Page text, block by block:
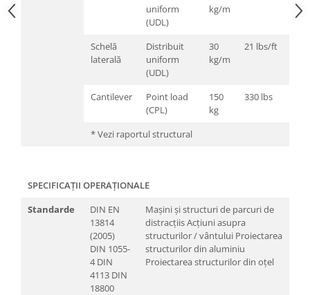
uniform
(UDL)
kg/m
Schelă
laterală
Distribuit
uniform
(UDL)
30
kg/m
21 lbs/ft
Cantilever
Point load
(CPL)
150
kg
330 lbs
* Vezi raportul structural
SPECIFICAȚII OPERAȚIONALE
Standarde
DIN EN
13814
(2005)
DIN 1055-
4 DIN
4113 DIN
18800
Mașini și structuri de parcuri de
distracțiis Acțiuni asupra
structurilor / vântului Proiectarea
structurilor din aluminiu
Proiectarea structurilor din oțel